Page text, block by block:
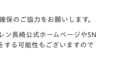
保のご協力をお願いします。
長崎公式ホームページやSN
する可能性もございますので